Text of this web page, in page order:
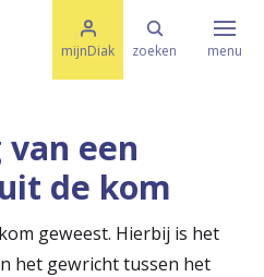
mijnDiak zoeken
M
e
menu
een
de kom
geweest. Hierbij is het
het gewricht tussen het